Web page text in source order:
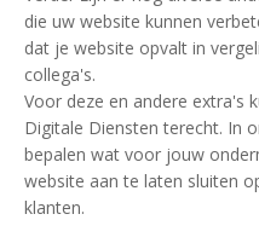
die uw website kunnen
dat je website opvalt in
collega's.
Voor deze en andere extra's
Digitale Diensten terecht. In
bepalen wat voor jouw
website aan te laten sluiten
klanten.